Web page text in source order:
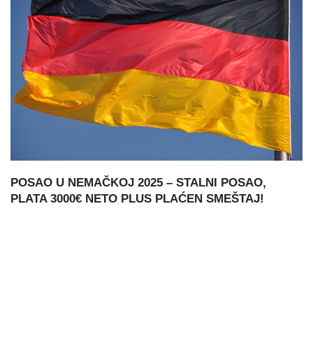
POSAO U NEMAČKOJ 2025 – STALNI POSAO,
PLATA 3000€ NETO PLUS PLAĆEN SMEŠTAJ!